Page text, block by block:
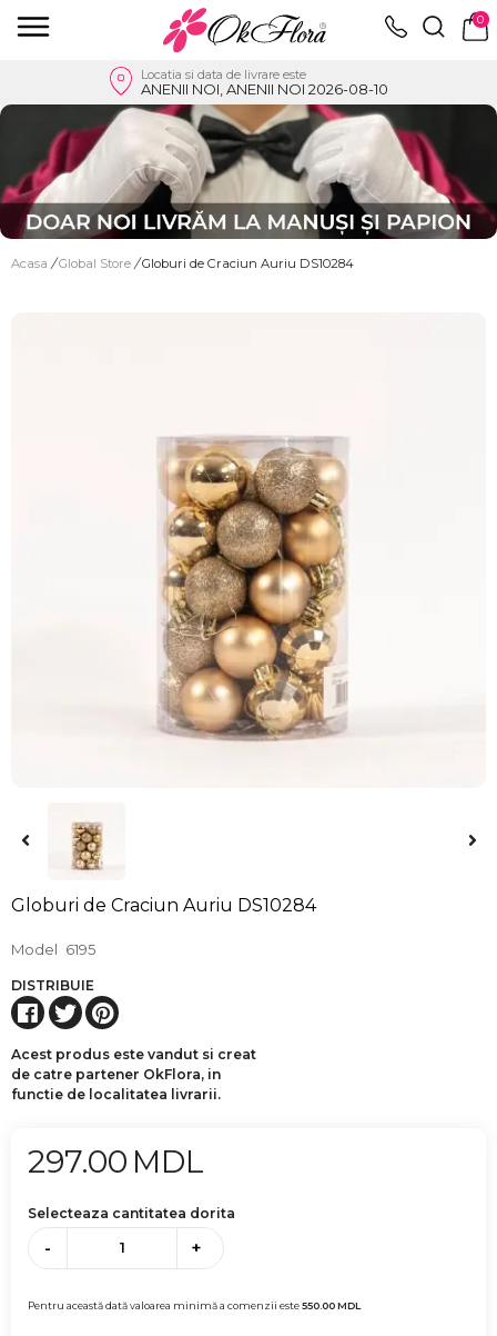
0
Locatia si data de livrare este
ANENII NOI, ANENII NOI 2026-08-10
Acasa / Global Store / Globuri de Craciun Auriu DS10284
Globuri de Craciun Auriu DS10284
Model 6195
DISTRIBUIE
Acest produs este vandut si creat
de catre partener OkFlora, in
functie de localitatea livrarii.
297.00 MDL
Selecteaza cantitatea dorita
- +
Pentru această dată valoarea minimă a comenzii este550.00MDL